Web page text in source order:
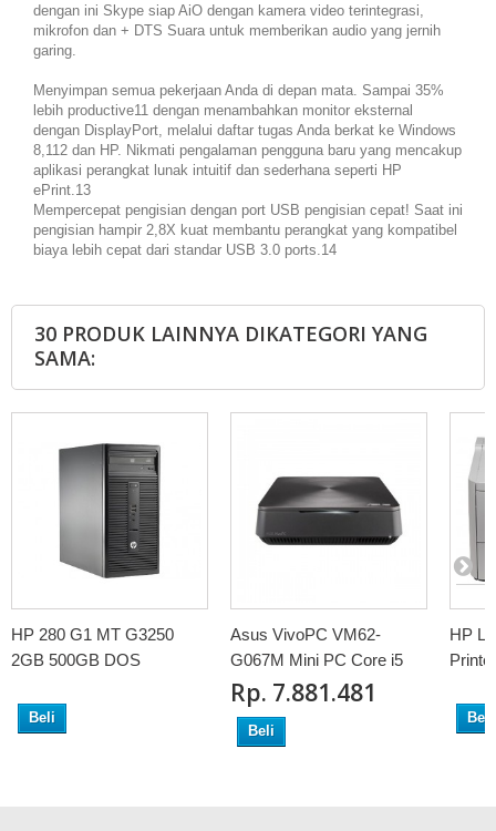
dengan ini Skype siap AiO dengan kamera video terintegrasi,
mikrofon dan + DTS Suara untuk memberikan audio yang jernih
garing.
Menyimpan semua pekerjaan Anda di depan mata. Sampai 35%
lebih productive11 dengan menambahkan monitor eksternal
dengan DisplayPort, melalui daftar tugas Anda berkat ke Windows
8,112 dan HP. Nikmati pengalaman pengguna baru yang mencakup
aplikasi perangkat lunak intuitif dan sederhana seperti HP
ePrint.13
Mempercepat pengisian dengan port USB pengisian cepat! Saat ini
pengisian hampir 2,8X kuat membantu perangkat yang kompatibel
biaya lebih cepat dari standar USB 3.0 ports.14
30 PRODUK LAINNYA DIKATEGORI YANG
SAMA:
HP 280 G1 MT G3250
2GB 500GB DOS
Beli
Asus VivoPC VM62-
G067M Mini PC Core i5
Rp‎. 7.881.481
Beli
HP
Printer
Beli